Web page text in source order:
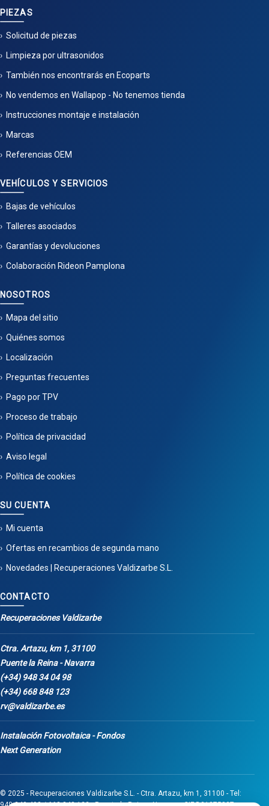
PIEZAS
Solicitud de piezas
Limpieza por ultrasonidos
También nos encontrarás en Ecoparts
No vendemos en Wallapop - No tenemos tienda
Instrucciones montaje e instalación
Marcas
Referencias OEM
VEHÍCULOS Y SERVICIOS
Bajas de vehículos
Talleres asociados
Garantías y devoluciones
Colaboración Rideon Pamplona
NOSOTROS
Mapa del sitio
Quiénes somos
Localización
Preguntas frecuentes
Pago por TPV
Proceso de trabajo
Política de privacidad
Aviso legal
Política de cookies
SU CUENTA
Mi cuenta
Ofertas en recambios de segunda mano
Novedades | Recuperaciones Valdizarbe S.L.
CONTACTO
Recuperaciones Valdizarbe
Ctra. Artazu, km 1, 31100
Puente la Reina - Navarra
(+34) 948 34 04 98
(+34) 668 848 123
rv@valdizarbe.es
Instalación Fotovoltaica - Fondos
Next Generation
© 2025 - Recuperaciones Valdizarbe S.L. - Ctra. Artazu, km 1, 31100 - Tel: